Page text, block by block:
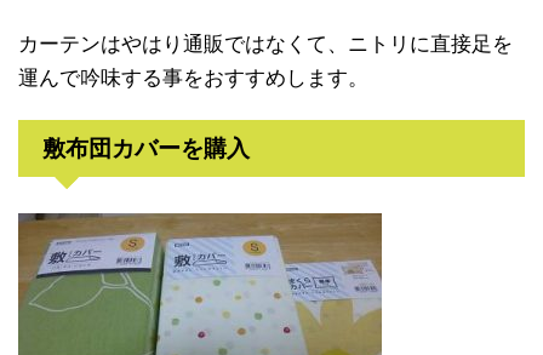
カーテンはやはり通販ではなくて、ニトリに直接足を
運んで吟味する事をおすすめします。
敷布団カバーを購入